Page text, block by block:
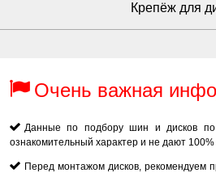
Крепёж для
Очень важная
Данные по подбору шин и дисков
ознакомительный характер и не дают
Перед монтажом дисков, рекомендуем